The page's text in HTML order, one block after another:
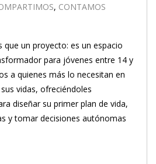
, CONTAMOS
que un proyecto: es un espacio
para jóvenes entre 14 y
a quienes más lo necesitan en
vidas, ofreciéndoles
diseñar su primer plan de vida,
y tomar decisiones autónomas